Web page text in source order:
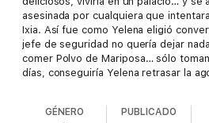
asesinada por cualquiera que
Ixia. Así fue como Yelena eligió
jefe de seguridad no quería dejar
comer Polvo de Mariposa… sólo
días, conseguiría Yelena retrasar la
hacerse con Ixia, y Yelena había
GÉNERO PUBLICADO